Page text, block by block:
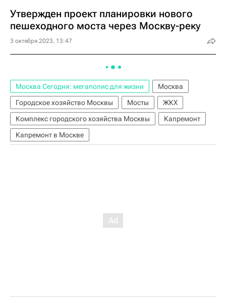
Утвержден проект планировки нового
пешеходного моста через Москву-реку
3 октября 2023, 13:47
Москва Сегодня: мегаполис для жизни
Москва
Городское хозяйство Москвы
Мосты
ЖКХ
Комплекс городского хозяйства Москвы
Капремонт
Капремонт в Москве